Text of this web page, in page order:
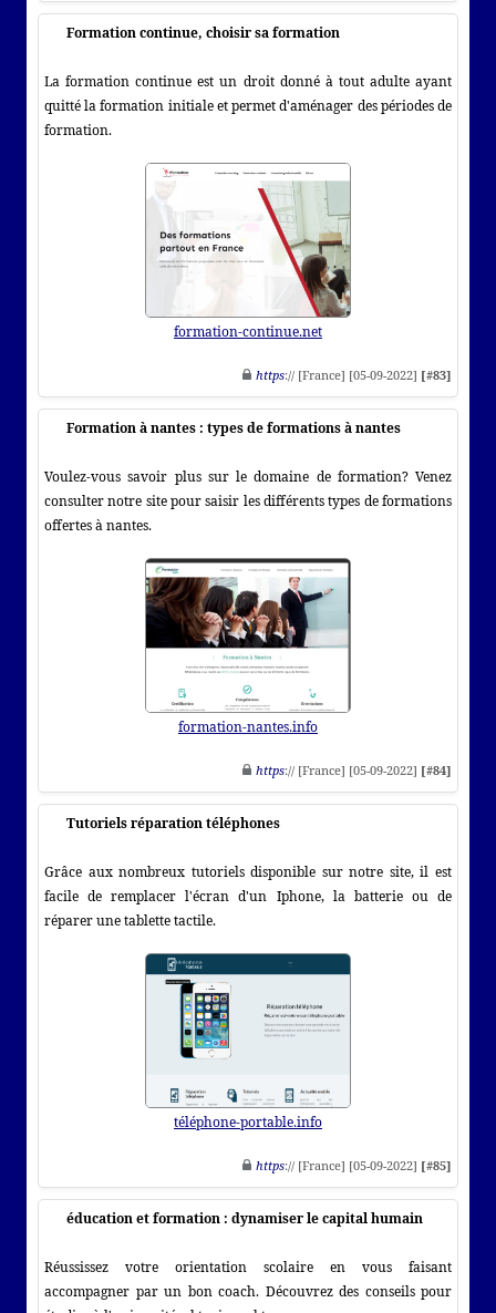
Formation continue, choisir sa formation
La formation continue est un droit donné à tout adulte ayant
quitté la formation initiale et permet d'aménager des périodes de
formation.
formation-continue.net
https:// [France] [05-09-2022] [#83]
Formation à nantes : types de formations à nantes
Voulez-vous savoir plus sur le domaine de formation? Venez
consulter notre site pour saisir les différents types de formations
offertes à nantes.
formation-nantes.info
https:// [France] [05-09-2022] [#84]
Tutoriels réparation téléphones
Grâce aux nombreux tutoriels disponible sur notre site, il est
facile de remplacer l'écran d'un Iphone, la batterie ou de
réparer une tablette tactile.
téléphone-portable.info
https:// [France] [05-09-2022] [#85]
éducation et formation : dynamiser le capital humain
Réussissez votre orientation scolaire en vous faisant
accompagner par un bon coach. Découvrez des conseils pour